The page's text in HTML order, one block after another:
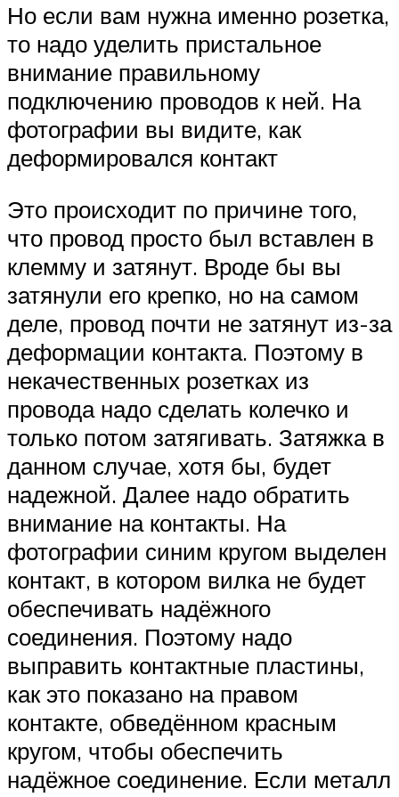
Но если вам нужна именно розетка,
то надо уделить пристальное
внимание правильному
подключению проводов к ней. На
фотографии вы видите, как
деформировался контакт
Это происходит по причине того,
что провод просто был вставлен в
клемму и затянут. Вроде бы вы
затянули его крепко, но на самом
деле, провод почти не затянут из-за
деформации контакта. Поэтому в
некачественных розетках из
провода надо сделать колечко и
только потом затягивать. Затяжка в
данном случае, хотя бы, будет
надежной. Далее надо обратить
внимание на контакты. На
фотографии синим кругом выделен
контакт, в котором вилка не будет
обеспечивать надёжного
соединения. Поэтому надо
выправить контактные пластины,
как это показано на правом
контакте, обведённом красным
кругом, чтобы обеспечить
надёжное соединение. Если металл